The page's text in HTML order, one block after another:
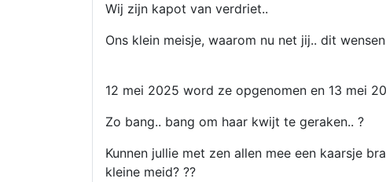
Wij zijn kapot van verdriet..
Ons klein meisje, waarom nu net jij.. dit
12 mei 2025 word ze opgenomen en 13 mei
Zo bang.. bang om haar kwijt te geraken.. ?
Kunnen jullie met zen allen mee een kaarsje
kleine meid? ??